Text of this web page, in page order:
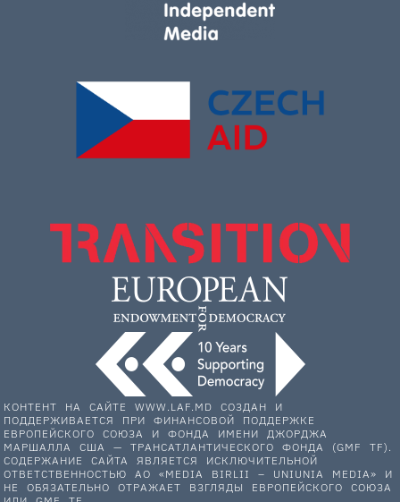
КОНТЕНТ НА САЙТЕ WWW.LAF.MD СОЗДАН И
ПОДДЕРЖИВАЕТСЯ ПРИ ФИНАНСОВОЙ ПОДДЕРЖКЕ
ЕВРОПЕЙСКОГО СОЮЗА И ФОНДА ИМЕНИ ДЖОРДЖА
МАРШАЛЛА США — ТРАНСАТЛАНТИЧЕСКОГО ФОНДА (GMF TF).
СОДЕРЖАНИЕ САЙТА ЯВЛЯЕТСЯ ИСКЛЮЧИТЕЛЬНОЙ
ОТВЕТСТВЕННОСТЬЮ АО «MEDIA BIRLII – UNIUNIA MEDIA» И
НЕ ОБЯЗАТЕЛЬНО ОТРАЖАЕТ ВЗГЛЯДЫ ЕВРОПЕЙСКОГО СОЮЗА